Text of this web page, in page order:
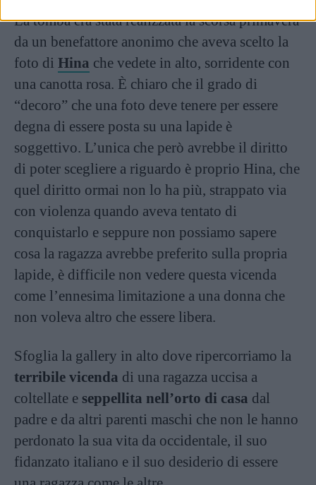
La tomba era stata realizzata la scorsa primavera
da un benefattore anonimo che aveva scelto la
foto di Hina che vedete in alto, sorridente con
una canotta rosa. È chiaro che il grado di
“decoro” che una foto deve tenere per essere
degna di essere posta su una lapide è
soggettivo. L’unica che però avrebbe il diritto
di poter scegliere a riguardo è proprio Hina, che
quel diritto ormai non lo ha più, strappato via
con violenza quando aveva tentato di
conquistarlo e seppure non possiamo sapere
cosa la ragazza avrebbe preferito sulla propria
lapide, è difficile non vedere questa vicenda
come l’ennesima limitazione a una donna che
non voleva altro che essere libera.
Sfoglia la gallery in alto dove ripercorriamo la
terribile vicenda di una ragazza uccisa a
coltellate e seppellita nell’orto di casa dal
padre e da altri parenti maschi che non le hanno
perdonato la sua vita da occidentale, il suo
fidanzato italiano e il suo desiderio di essere